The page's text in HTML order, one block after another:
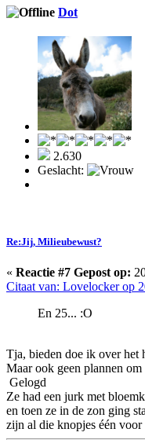
Dot
2.630
Geslacht:
Re:Jij, Milieubewust?
« Reactie #7 Gepost op:
Citaat van: Lovelocker op
En 25... :O
Tja, bieden doe ik over het
Maar ook geen plannen
Gelogd
Ze had een jurk met
en toen ze in de zon ging
zijn al die knopjes één voor